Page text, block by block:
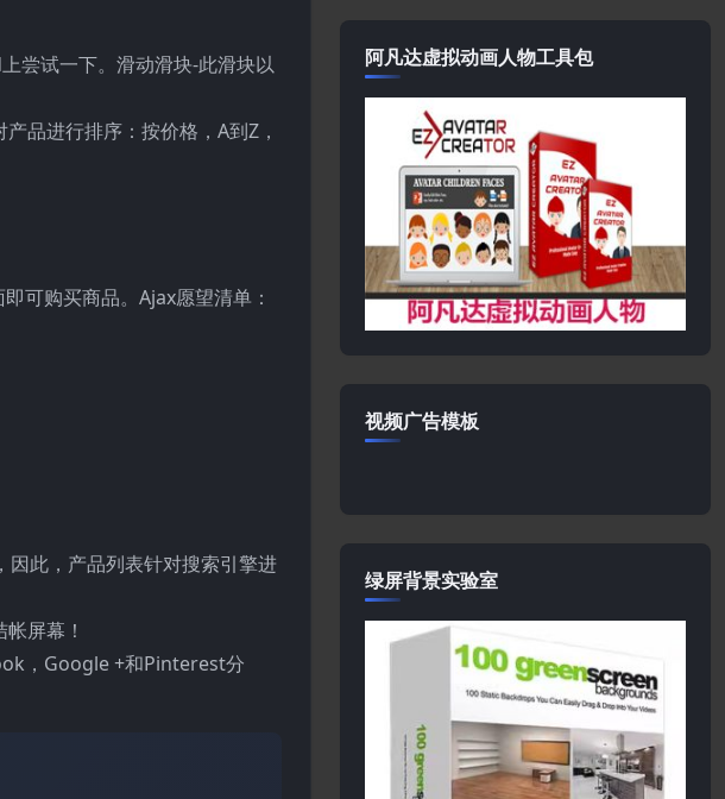
尝试一下。滑动滑块-此滑块以
品进行排序：按价格，A到Z，
可购买商品。Ajax愿望清单：
此，产品列表针对搜索引擎进
屏幕！
，Google +和Pinterest分
阿凡达虚拟动画人物工具包
视频广告模板
绿屏背景实验室